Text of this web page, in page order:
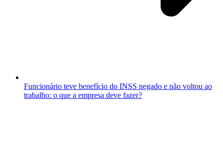
Funcionário teve benefício do INSS negado e não voltou ao
trabalho: o que a empresa deve fazer?